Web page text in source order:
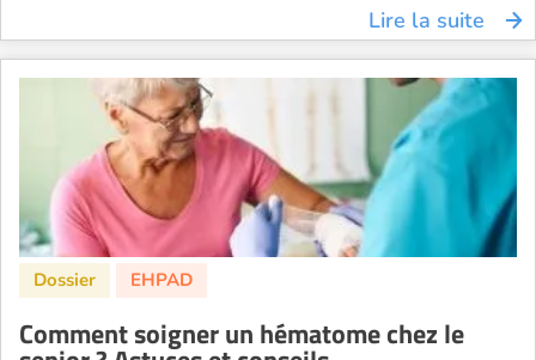
Lire la suite
Comment soigner un hématome chez le